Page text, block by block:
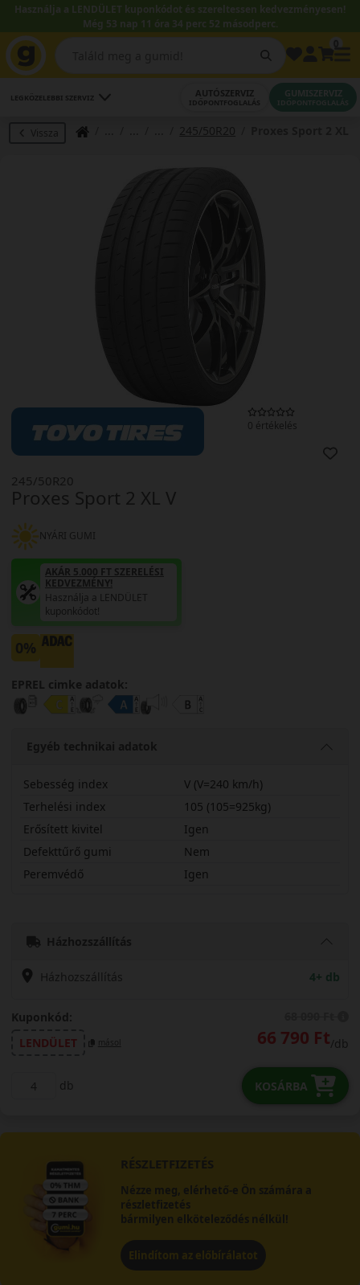
Használja a LENDÜLET kuponkódot és szereltessen kedvezményesen!
Még 53 nap 11 óra 34 perc 51 másodperc.
LEGKÖZELEBBI SZERVIZ AUTÓSZERVIZ
IDŐPONTFOGLALÁS
GUMISZERVIZ
IDŐPONTFOGLALÁS
Vissza 245/50R20
0 értékelés
Proxes Sport 2 XL V
245/50R20
NYÁRI GUMI
AKÁR 5.000 FT SZERELÉSI
KEDVEZMÉNY!
Használja a LENDÜLET
kuponkódot!
0%
EPREL cimke adatok:
Egyéb technikai adatok
Sebesség index
V (V=240 km/h)
Terhelési index
105 (105=925kg)
Erősített kivitel
Igen
Defekttűrő gumi
Nem
Peremvédő
Igen
Házhozszállítás
Házhozszállítás 4+ db
Kuponkód:
LENDÜLET
másol 66 790 Ft/db
db KOSÁRBA
RÉSZLETFIZETÉS
Nézze meg, elérhető-e Ön számára a
részletfizetés
bármilyen elköteleződés nélkül!
Elindítom az előbírálatot